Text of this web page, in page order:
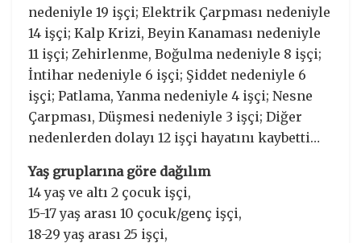
nedeniyle 19 işçi; Elektrik Çarpması nedeniyle
14 işçi; Kalp Krizi, Beyin Kanaması nedeniyle
11 işçi; Zehirlenme, Boğulma nedeniyle 8 işçi;
İntihar nedeniyle 6 işçi; Şiddet nedeniyle 6
işçi; Patlama, Yanma nedeniyle 4 işçi; Nesne
Çarpması, Düşmesi nedeniyle 3 işçi; Diğer
nedenlerden dolayı 12 işçi hayatını kaybetti…
Yaş gruplarına göre dağılım
14 yaş ve altı 2 çocuk işçi,
15-17 yaş arası 10 çocuk/genç işçi,
18-29 yaş arası 25 işçi,